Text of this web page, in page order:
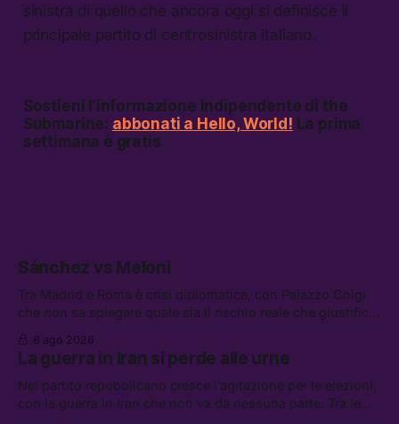
sinistra di quello che ancora oggi si definisce il
principale partito di centrosinistra italiano.
Sostieni l’informazione indipendente di the
Submarine: abbonati a Hello, World! La prima
settimana è gratis
Sánchez vs Meloni
Tra Madrid e Roma è crisi diplomatica, con Palazzo Chigi
che non sa spiegare quale sia il rischio reale che giustifica
di difesa tra Arabia Saudita, Pakistan e Turchia, la crisi del
carburante irregolare, e un altro caso di IA ribelle
8 ago 2026
La guerra in Iran si perde alle urne
Nel partito repubblicano cresce l’agitazione per le elezioni,
con la guerra in Iran che non va da nessuna parte. Tra le